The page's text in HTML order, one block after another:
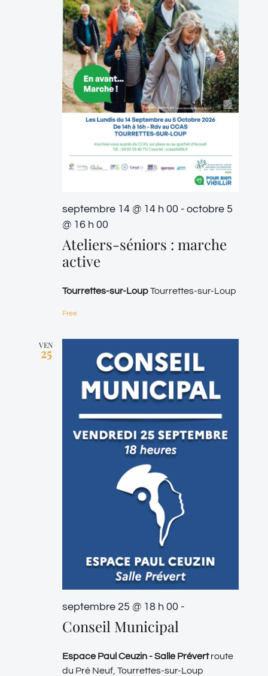
septembre 14 @ 14 h 00 - octobre 5
@ 16 h 00
Ateliers-séniors : marche
active
Tourrettes-sur-LoupTourrettes-sur-Loup
Free
VEN
25
septembre 25 @ 18 h 00 -
Conseil Municipal
Espace Paul Ceuzin - Salle Prévertroute
du Pré Neuf, Tourrettes-sur-Loup